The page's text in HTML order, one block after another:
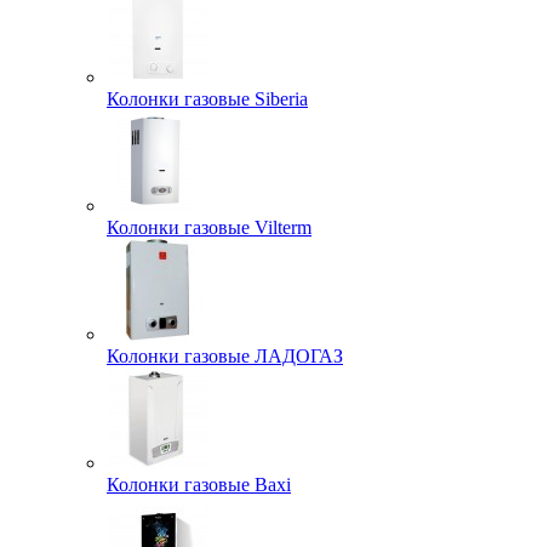
Колонки газовые Siberia
Колонки газовые Vilterm
Колонки газовые ЛАДОГАЗ
Колонки газовые Baxi